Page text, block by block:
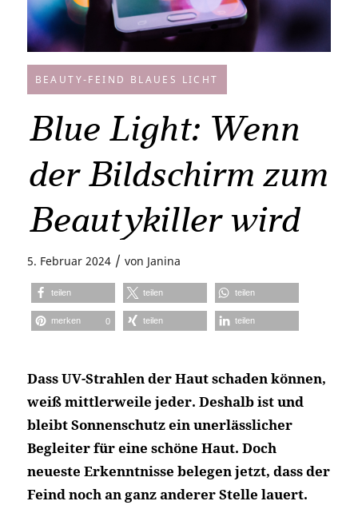
BEAUTY-FEIND BLAUES LICHT
Blue Light: Wenn
der Bildschirm zum
Beautykiller wird
5. Februar 2024 / von Janina
teilen teilen teilen
merken 0 teilen teilen
Dass UV-Strahlen der Haut schaden können,
weiß mittlerweile jeder. Deshalb ist und
bleibt Sonnenschutz ein unerlässlicher
Begleiter für eine schöne Haut. Doch
neueste Erkenntnisse belegen jetzt, dass der
Feind noch an ganz anderer Stelle lauert.